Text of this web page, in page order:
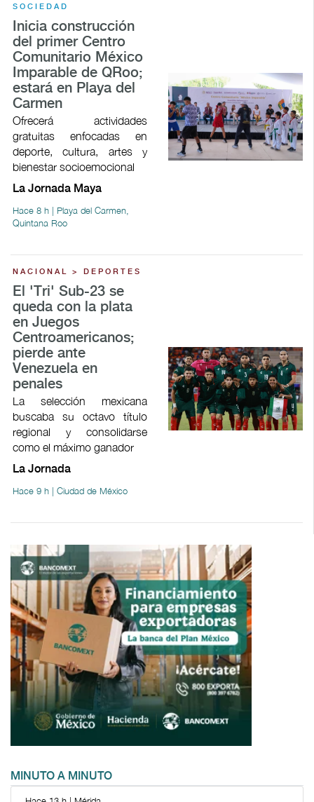
SOCIEDAD
Inicia construcción
del primer Centro
Comunitario México
Imparable de QRoo;
estará en Playa del
Carmen
Ofrecerá actividades
gratuitas enfocadas en
deporte, cultura, artes y
bienestar socioemocional
La Jornada Maya
Hace 8 h | Playa del Carmen,
Quintana Roo
NACIONAL > DEPORTES
El 'Tri' Sub-23 se
queda con la plata
en Juegos
Centroamericanos;
pierde ante
Venezuela en
penales
La selección mexicana
buscaba su octavo título
regional y consolidarse
como el máximo ganador
La Jornada
Hace 9 h | Ciudad de México
MINUTO A MINUTO